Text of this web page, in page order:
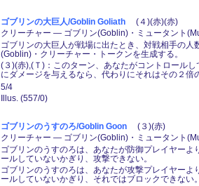
ゴブリンの大巨人/Goblin Goliath (４)(赤)(赤)
クリーチャー ― ゴブリン(Goblin)・ミュータント
ゴブリンの大巨人が戦場に出たとき、対戦相手の人
(Goblin)・クリーチャー・トークンを生成する。
(３)(赤),(Ｔ)：このターン、あなたがコントロール
にダメージを与えるなら、代わりにそれはその２倍
5/4
Illus. (557/0)
ゴブリンのうすのろ/Goblin Goon (３)(赤)
クリーチャー ― ゴブリン(Goblin)・ミュータント
ゴブリンのうすのろは、あなたが防御プレイヤーよ
ールしていないかぎり、攻撃できない。
ゴブリンのうすのろは、あなたが攻撃プレイヤーよ
ールしていないかぎり、それではブロックできない。